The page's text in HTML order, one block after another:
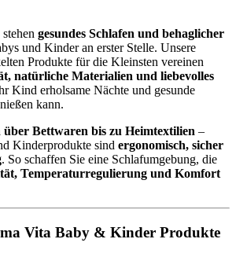
gesundes Schlafen und behaglicher
und Kinder an erster Stelle. Unsere
Produkte für die Kleinsten vereinen
natürliche Materialien und liebevolles
Kind erholsame Nächte und gesunde
kann.
Bettwaren bis zu Heimtextilien –
Kinderprodukte sind ergonomisch, sicher
. So schaffen Sie eine Schlafumgebung, die
Temperaturregulierung und Komfort
Vita Baby & Kinder Produkte